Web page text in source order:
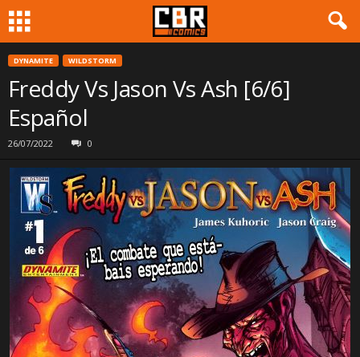
DYNAMITE WILDSTORM
Freddy Vs Jason Vs Ash [6/6]
Español
26/07/2022 0